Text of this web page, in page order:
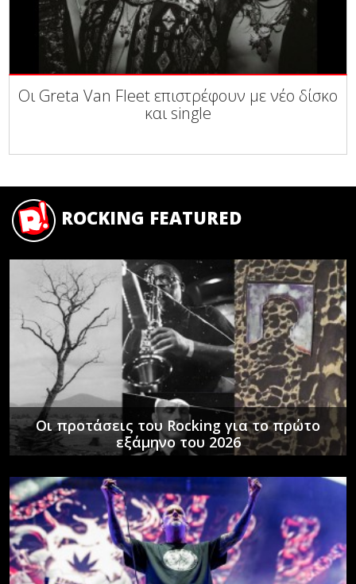
Οι Greta Van Fleet επιστρέφουν με νέο δίσκο
και single
ROCKING FEATURED
Οι προτάσεις του Rocking για το πρώτο
εξάμηνο του 2026